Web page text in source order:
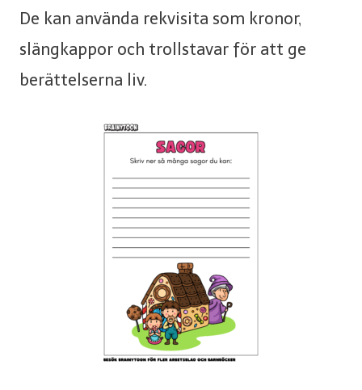
De kan använda rekvisita som kronor,
slängkappor och trollstavar för att ge
berättelserna liv.